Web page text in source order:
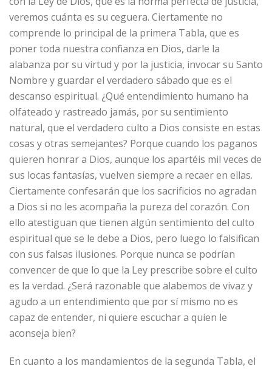
veremos cuánta es su ceguera. Ciertamente no
comprende lo principal de la primera Tabla, que es
poner toda nuestra confianza en Dios, darle la
alabanza por su virtud y por la justicia, invocar su Santo
Nombre y guardar el verdadero sábado que es el
descanso espiritual. ¿Qué entendimiento humano ha
olfateado y rastreado jamás, por su sentimiento
natural, que el verdadero culto a Dios consiste en estas
cosas y otras semejantes? Porque cuando los paganos
quieren honrar a Dios, aunque los apartéis mil veces de
sus locas fantasías, vuelven siempre a recaer en ellas.
Ciertamente confesarán que los sacrificios no agradan
a Dios si no les acompaña la pureza del corazón. Con
ello atestiguan que tienen algún sentimiento del culto
espiritual que se le debe a Dios, pero luego lo falsifican
con sus falsas ilusiones. Porque nunca se podrían
convencer de que lo que la Ley prescribe sobre el culto
es la verdad. ¿Será razonable que alabemos de vivaz y
agudo a un entendimiento que por sí mismo no es
capaz de entender, ni quiere escuchar a quien le
aconseja bien?
En cuanto a los mandamientos de la segunda Tabla, el